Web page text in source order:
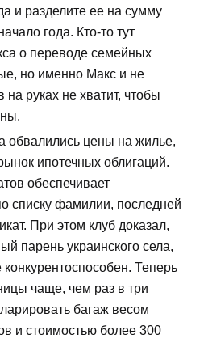
и разделите ее на сумму
года. Кто-то тут
о переводе семейных
но именно Макс и не
на руках не хватит, чтобы
обвалились цены на жилье,
ипотечных облигаций.
обеспечивает
списку фамилии, последней
При этом клуб доказал,
парень украинского села,
Теперь
чаще, чем раз в три
багаж весом
и стоимостью более 300